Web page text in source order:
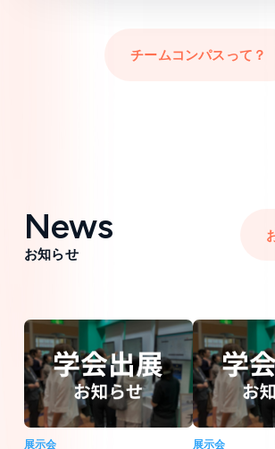
チームコンパスって？
News
お知らせ
展示会 展示会